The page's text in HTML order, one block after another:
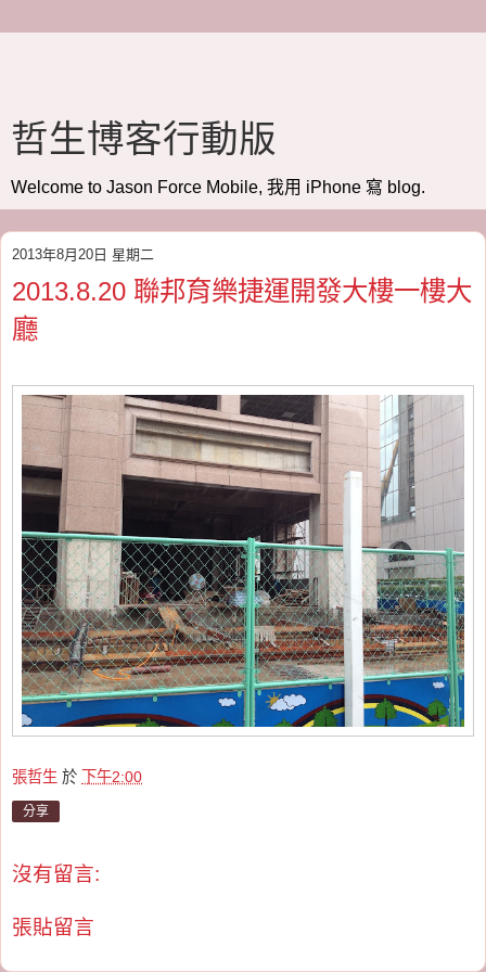
哲生博客行動版
Welcome to Jason Force Mobile, 我用 iPhone 寫 blog.
2013年8月20日 星期二
2013.8.20 聯邦育樂捷運開發大樓一樓大
廳
張哲生 於 下午2:00
分享
沒有留言:
張貼留言